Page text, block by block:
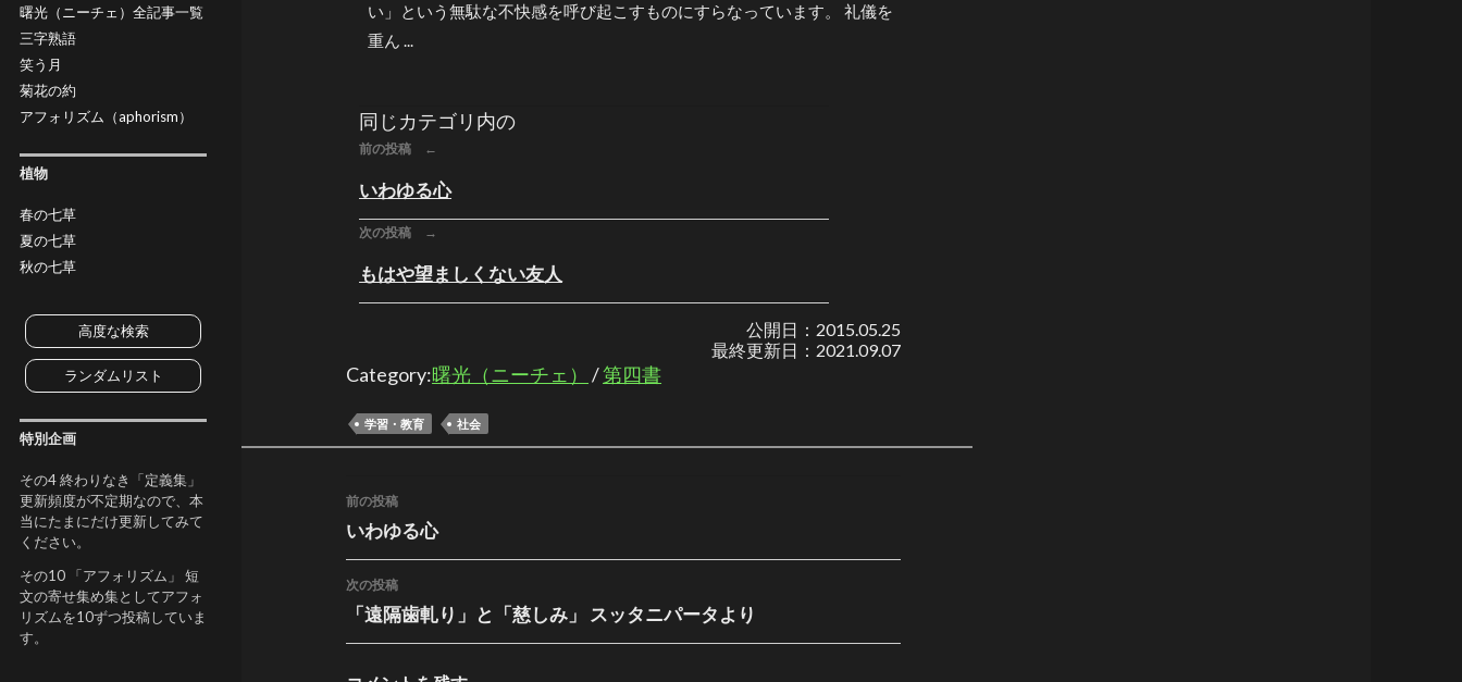
い」という無駄な不快感を呼び起こすものにすらなっています。 礼儀を
重ん ...
同じカテゴリ内の
前の投稿 ←
いわゆる心
次の投稿 →
もはや望ましくない友人
公開日： 2015.05.25
最終更新日： 2021.09.07
Category:曙光（ニーチェ） /第四書
学習・教育 社会
投稿ナビゲーション
前の投稿
いわゆる心
次の投稿
「遠隔歯軋り」と「慈しみ」 スッタニパータより
曙光（ニーチェ）全記事一覧
三字熟語
笑う月
菊花の約
アフォリズム（aphorism）
植物
春の七草
夏の七草
秋の七草
高度な検索
ランダムリスト
特別企画
その4 終わりなき「定義集」
更新頻度が不定期なので、本
当にたまにだけ更新してみて
ください。
その10 「アフォリズム」 短
文の寄せ集め集としてアフォ
リズムを10ずつ投稿していま
す。